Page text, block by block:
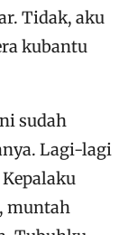
Tidak, aku
kubantu
sudah
Lagi-lagi
muntah